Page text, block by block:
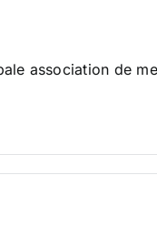
association de